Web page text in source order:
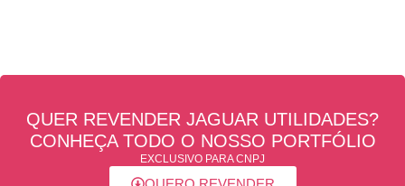
QUER REVENDER JAGUAR UTILIDADES?
CONHEÇA TODO O NOSSO PORTFÓLIO
EXCLUSIVO PARA CNPJ